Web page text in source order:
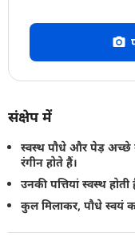
संक्षेप में
स्वस्थ पौधे और पेड़
रंगीन होते हैं।
उनकी पत्तियां स्वस्थ
कुल मिलाकर, पौधे स्वयं